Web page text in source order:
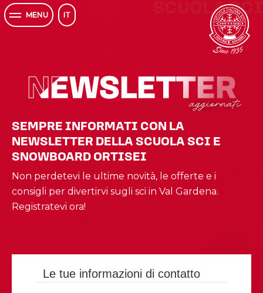
MENU IT SCUOLA SCI
NEWSLETTER
NEWSLETTER
aggiornati
SEMPRE INFORMATI CON LA
NEWSLETTER DELLA SCUOLA SCI E
SNOWBOARD ORTISEI
Non perdetevi le ultime novità, le offerte e i
consigli per divertirvi sugli sci in Val Gardena.
Registratevi ora!